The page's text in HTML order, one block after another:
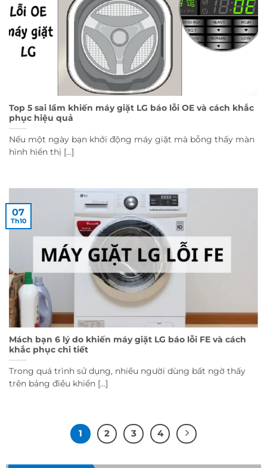
Top 5 sai lầm khiến máy giặt LG báo lỗi OE và cách khắc
phục hiệu quả
Nếu một ngày bạn khởi động máy giặt mà bỗng thấy màn
hình hiển thị [...]
Mách bạn 6 lý do khiến máy giặt LG báo lỗi FE và cách
khắc phục chi tiết
Trong quá trình sử dụng, nhiều người dùng bất ngờ thấy
trên bảng điều khiển [...]
07
Th10
1 2 3 4